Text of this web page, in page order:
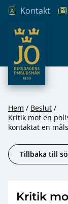
Hoppa till
Kontakt
JO –
Hem
Beslut
Kritik mot en
kontaktat en
Tillbaka till
Kritik